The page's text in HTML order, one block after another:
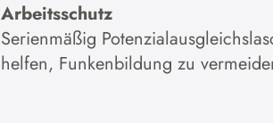
Arbeitsschutz
Serienmäßig
helfen, Funkenbildung zu